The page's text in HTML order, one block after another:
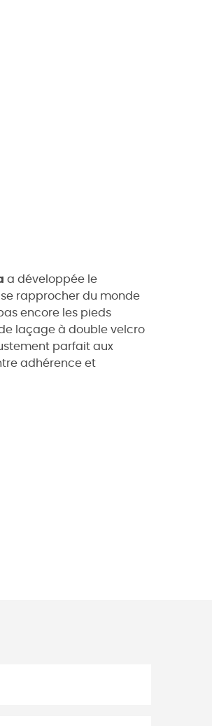
a développée le
rapprocher du monde
encore les pieds
laçage à double velcro
parfait aux
adhérence et